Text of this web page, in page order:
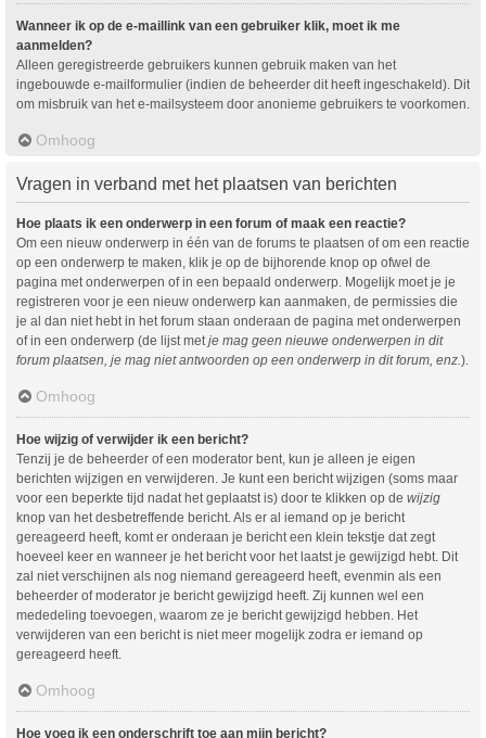
Wanneer ik op de e-maillink van een gebruiker klik, moet ik me
aanmelden?
Alleen geregistreerde gebruikers kunnen gebruik maken van het
ingebouwde e-mailformulier (indien de beheerder dit heeft ingeschakeld). Dit
om misbruik van het e-mailsysteem door anonieme gebruikers te voorkomen.
Omhoog
Vragen in verband met het plaatsen van berichten
Hoe plaats ik een onderwerp in een forum of maak een reactie?
Om een nieuw onderwerp in één van de forums te plaatsen of om een reactie
op een onderwerp te maken, klik je op de bijhorende knop op ofwel de
pagina met onderwerpen of in een bepaald onderwerp. Mogelijk moet je je
registreren voor je een nieuw onderwerp kan aanmaken, de permissies die
je al dan niet hebt in het forum staan onderaan de pagina met onderwerpen
of in een onderwerp (de lijst met je mag geen nieuwe onderwerpen in dit
forum plaatsen, je mag niet antwoorden op een onderwerp in dit forum, enz. ).
Omhoog
Hoe wijzig of verwijder ik een bericht?
Tenzij je de beheerder of een moderator bent, kun je alleen je eigen
berichten wijzigen en verwijderen. Je kunt een bericht wijzigen (soms maar
voor een beperkte tijd nadat het geplaatst is) door te klikken op de wijzig
knop van het desbetreffende bericht. Als er al iemand op je bericht
gereageerd heeft, komt er onderaan je bericht een klein tekstje dat zegt
hoeveel keer en wanneer je het bericht voor het laatst je gewijzigd hebt. Dit
zal niet verschijnen als nog niemand gereageerd heeft, evenmin als een
beheerder of moderator je bericht gewijzigd heeft. Zij kunnen wel een
mededeling toevoegen, waarom ze je bericht gewijzigd hebben. Het
verwijderen van een bericht is niet meer mogelijk zodra er iemand op
gereageerd heeft.
Omhoog
Hoe voeg ik een onderschrift toe aan mijn bericht?